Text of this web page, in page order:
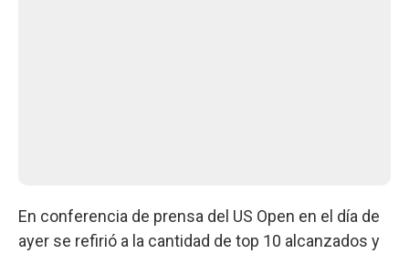
En conferencia de prensa del US Open en el día de
ayer se refirió a la cantidad de top 10 alcanzados y